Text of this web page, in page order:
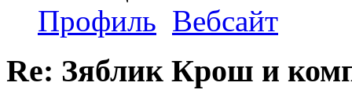
Профиль Вебсайт
Re: Зяблик Крош и